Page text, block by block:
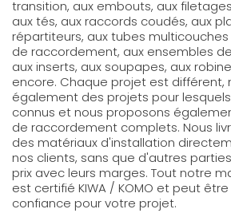
transition, aux embouts, aux
aux tés, aux raccords coudés, aux
répartiteurs, aux tubes multicouches
de raccordement, aux ensembles
aux inserts, aux soupapes, aux
encore. Chaque projet est différent,
également des projets pour
connus et nous proposons
de raccordement complets. Nous
des matériaux d'installation
nos clients, sans que d'autres
prix avec leurs marges. Tout notre
est certifié KIWA / KOMO et peut
confiance pour votre projet.